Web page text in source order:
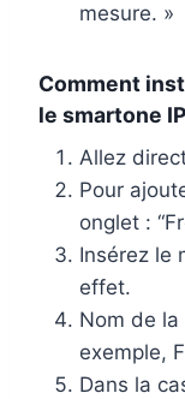
mesure. »
Comment
le smartone
Allez
Pour
onglet :
Insérez le
effet.
Nom de
exemple,
Dans la